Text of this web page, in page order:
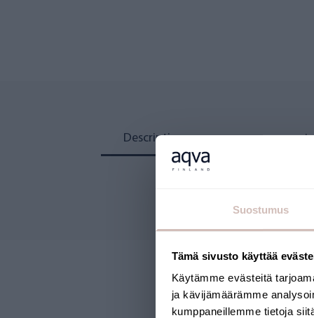
Suostumus
Tämä sivusto käyttää
Käytämme evästeitä
ja kävijämäärämme
kumppaneillemme tietoja
Description